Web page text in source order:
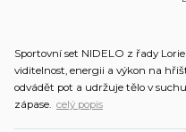
Sportovní set NIDELO z řady
viditelnost, energii a výkon na
odvádět pot a udržuje tělo v
zápase. celý popis